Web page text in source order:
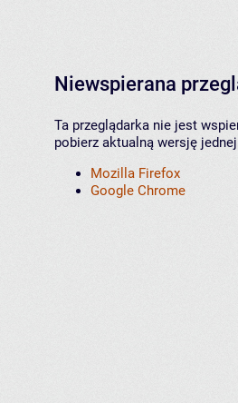
Niewspierana
Ta przeglądarka nie jest
pobierz aktualną wersję
Mozilla Firefox
Google Chrome